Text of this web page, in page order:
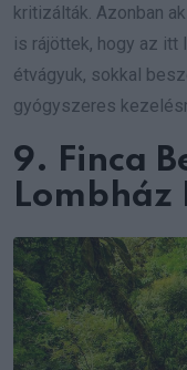
kritizálták. Azonban
is rájöttek, hogy az itt
étvágyuk, sokkal
gyógyszeres
9. Finca
Lombház